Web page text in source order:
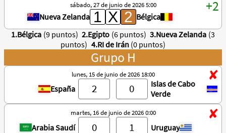
sábado, 27 de junio de 2026 5:00
Nueva Zelanda
Bélgica
1.Bélgica (9 puntos) 2.Egipto (6 puntos) 3.Nueva Zelanda (3
puntos) 4.RI de Irán (0 puntos)
Grupo H
lunes, 15 de junio de 2026 18:00
España
Islas de Cabo
Verde
martes, 16 de junio de 2026 0:00
Arabia Saudí Uruguay